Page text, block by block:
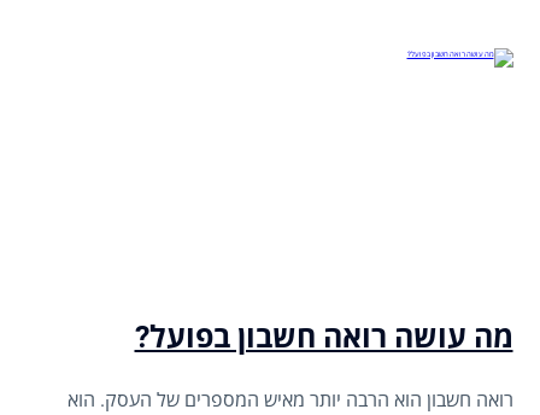
מה עושה רואה חשבון בפועל?
רואה חשבון הוא הרבה יותר מאיש המספרים של העסק. הוא